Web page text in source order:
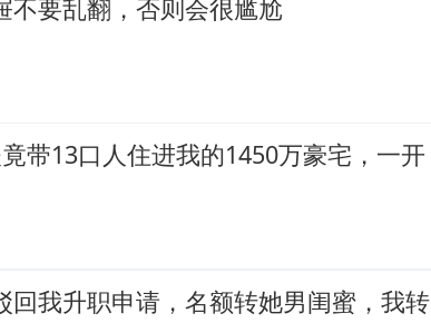
不要乱翻，否则会很尴尬
带13口人住进我的1450万豪宅，一开
回我升职申请，名额转她男闺蜜，我转